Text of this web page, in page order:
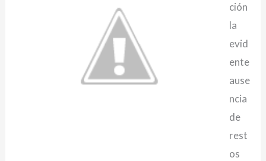
ción
la
evid
ente
ause
ncia
de
rest
os